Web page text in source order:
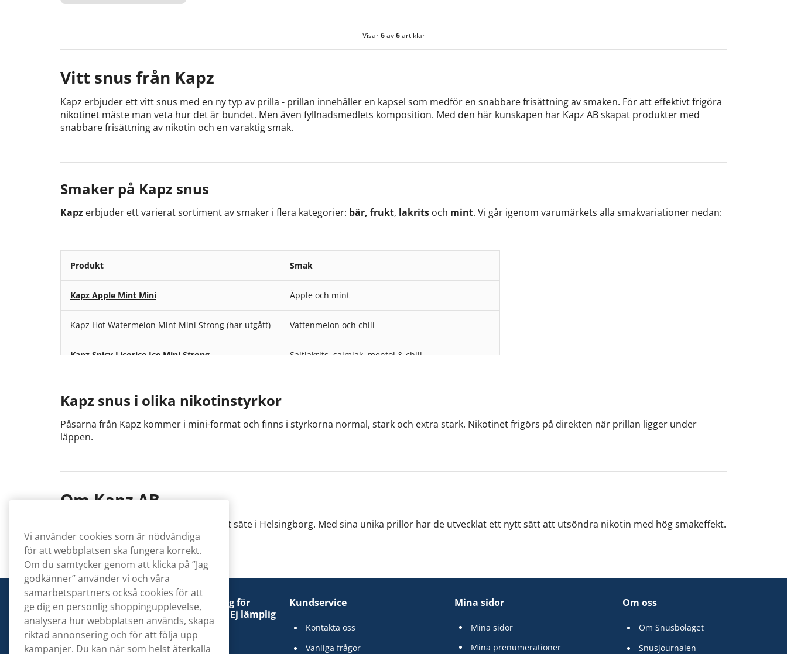
Visar6av6artiklar
Vitt snus från Kapz
Kapz erbjuder ett vitt snus med en ny typ av prilla - prillan innehåller en kapsel som medför en snabbare frisättning av smaken. För att effektivt frigöra
nikotinet måste man veta hur det är bundet. Men även fyllnadsmedlets komposition. Med den här kunskapen har Kapz AB skapat produkter med
snabbare frisättning av nikotin och en varaktig smak.
Smaker på Kapz snus
Kapz erbjuder ett varierat sortiment av smaker i flera kategorier: bär, frukt, lakrits och mint. Vi går igenom varumärkets alla smakvariationer nedan:
Produkt Smak
Kapz Apple Mint Mini Äpple och mint
Kapz Hot Watermelon Mint Mini Strong (har utgått) Vattenmelon och chili
Kapz Spicy Licorice Ice Mini Strong Saltlakrits, salmiak, mentol & chili
Kapz Frosty Apple Mini Strong
Kapz Double Mint Mini Spearmint, mynta och pepparmint
Kapz snus i olika nikotinstyrkor
Påsarna från Kapz kommer i mini-format och finns i styrkorna normal, stark och extra stark. Nikotinet frigörs på direkten när prillan ligger under
läppen.
Om Kapz AB
Kapz AB är ett svenskt företag med sitt säte i Helsingborg. Med sina unika prillor har de utvecklat ett nytt sätt att utsöndra nikotin med hög smakeffekt.
Denna tobaksprodukt kan vara skadlig för
hälsan och är beroendeframkallande. Ej lämplig
för personer under 18 år.
Kundservice
Kontakta oss
Vanliga frågor
Mina sidor
Mina sidor
Mina prenumerationer
Om oss
Om Snusbolaget
Snusjournalen
Vi använder cookies som är nödvändiga
för att webbplatsen ska fungera korrekt.
Om du samtycker genom att klicka på ”Jag
godkänner” använder vi och våra
samarbetspartners också cookies för att
ge dig en personlig shoppingupplevelse,
analysera hur webbplatsen används, skapa
riktad annonsering och för att följa upp
kampanjer. Du kan när som helst återkalla